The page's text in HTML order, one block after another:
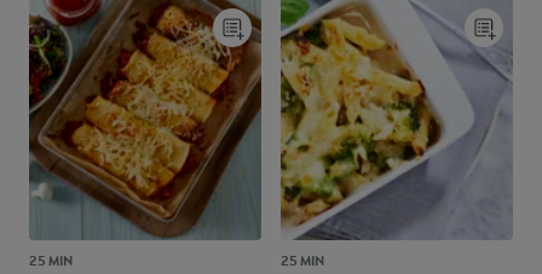
25 MIN 25 MIN